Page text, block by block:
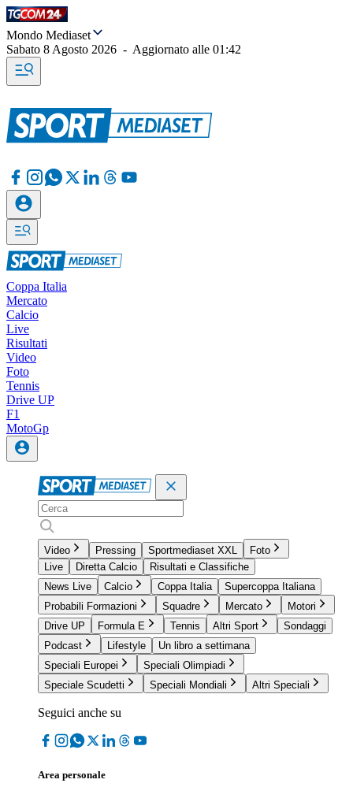
Mondo Mediaset
Sabato 8 Agosto 2026 - Aggiornato alle 01:42
Coppa Italia
Mercato
Calcio
Live
Risultati
Video
Foto
Tennis
Drive UP
F1
MotoGp
Video Pressing Sportmediaset XXL
Foto
Live
Diretta Calcio
Risultati e Classifiche
News Live
Calcio Coppa Italia
Supercoppa Italiana
Probabili Formazioni
Squadre Mercato
Motori
Drive UP
Formula E Tennis Altri Sport
Sondaggi
Podcast
Lifestyle
Un libro a settimana
Speciali Europei
Speciali Olimpiadi
Speciale Scudetti
Speciali Mondiali Altri Speciali
Seguici anche su
Area personale